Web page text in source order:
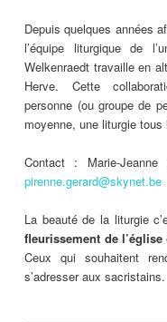
Depuis quelques années
l’équipe liturgique de
Welkenraedt travaille en
Herve. Cette
personne (ou groupe de
moyenne, une liturgie
Contact : Marie-Jeanne
pirenne.gerard@skynet.be
La beauté de la liturgie
fleurissement de l’église
Ceux qui souhaitent
s’adresser aux sacristains.